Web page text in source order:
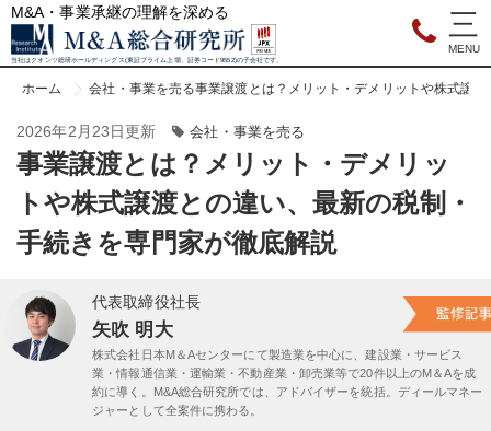
M&A・事業承継の理解を深める
当社はクオンツ総研ホールディングス(東証プライム上場、証券コード9552)の子会社です。
ホーム 会社・事業を売る事業譲渡とは？メリット・デメリットや株式譲
2026年2月23日更新 会社・事業を売る
事業譲渡とは？メリット・デメリッ
トや株式譲渡との違い、最新の税制・
手続きを専門家が徹底解説
代表取締役社長
矢吹 明大
株式会社日本M＆Aセンターにて製造業を中心に、建設業・サービス
業・情報通信業・運輸業・不動産業・卸売業等で20件以上のM＆Aを成
約に導く。M&A総合研究所では、アドバイザーを統括。ディールマネー
ジャーとして全案件に携わる。